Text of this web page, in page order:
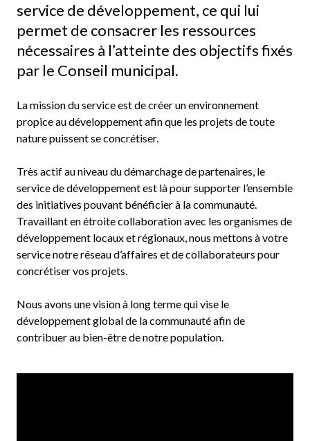
service de développement, ce qui lui
permet de consacrer les ressources
nécessaires à l’atteinte des objectifs fixés
par le Conseil municipal.
La mission du service est de créer un environnement
propice au développement afin que les projets de toute
nature puissent se concrétiser.
Très actif au niveau du démarchage de partenaires, le
service de développement est là pour supporter l’ensemble
des initiatives pouvant bénéficier à la communauté.
Travaillant en étroite collaboration avec les organismes de
développement locaux et régionaux, nous mettons à votre
service notre réseau d’affaires et de collaborateurs pour
concrétiser vos projets.
Nous avons une vision à long terme qui vise le
développement global de la communauté afin de
contribuer au bien-être de notre population.